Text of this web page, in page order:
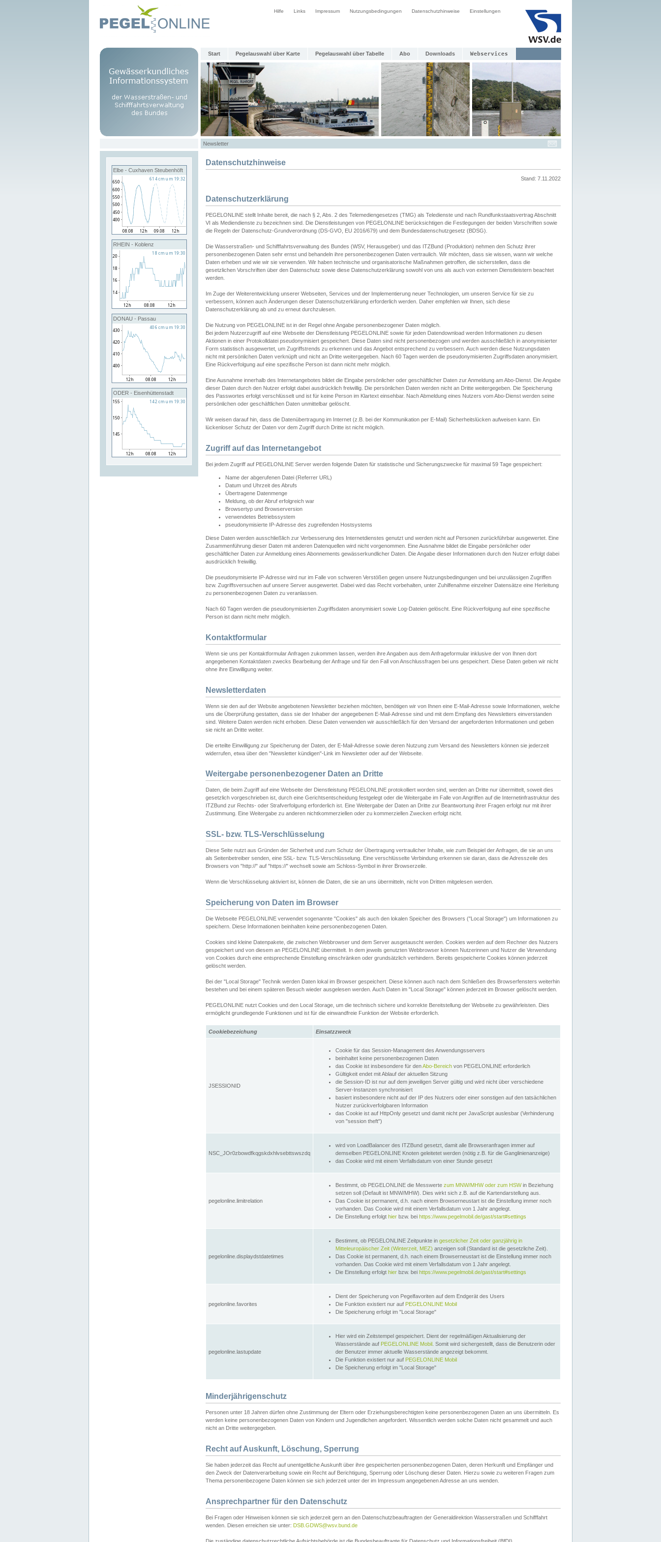
Hilfe Links Impressum Nutzungsbedingungen Datenschutzhinweise Einstellungen
Start Pegelauswahl über Karte Pegelauswahl über Tabelle Abo Downloads Webservices
Newsletter
Elbe - Cuxhaven Steubenhöft
RHEIN - Koblenz
DONAU - Passau
ODER - Eisenhüttenstadt
Datenschutzhinweise
Stand: 7.11.2022
Datenschutzerklärung
PEGELONLINE stellt Inhalte bereit, die nach § 2, Abs. 2 des Telemediengesetzes (TMG) als Teledienste und nach Rundfunkstaatsvertrag Abschnitt
VI als Mediendienste zu bezeichnen sind. Die Dienstleistungen von PEGELONLINE berücksichtigen die Festlegungen der beiden Vorschriften sowie
die Regeln der Datenschutz-Grundverordnung (DS-GVO, EU 2016/679) und dem Bundesdatenschutzgesetz (BDSG).
Die Wasserstraßen- und Schifffahrtsverwaltung des Bundes (WSV, Herausgeber) und das ITZBund (Produktion) nehmen den Schutz ihrer
personenbezogenen Daten sehr ernst und behandeln ihre personenbezogenen Daten vertraulich. Wir möchten, dass sie wissen, wann wir welche
Daten erheben und wie wir sie verwenden. Wir haben technische und organisatorische Maßnahmen getroffen, die sicherstellen, dass die
gesetzlichen Vorschriften über den Datenschutz sowie diese Datenschutzerklärung sowohl von uns als auch von externen Dienstleistern beachtet
werden.
Im Zuge der Weiterentwicklung unserer Webseiten, Services und der Implementierung neuer Technologien, um unseren Service für sie zu
verbessern, können auch Änderungen dieser Datenschutzerklärung erforderlich werden. Daher empfehlen wir Ihnen, sich diese
Datenschutzerklärung ab und zu erneut durchzulesen.
Die Nutzung von PEGELONLINE ist in der Regel ohne Angabe personenbezogener Daten möglich.
Bei jedem Nutzerzugriff auf eine Webseite der Dienstleistung PEGELONLINE sowie für jeden Datendownload werden Informationen zu diesen
Aktionen in einer Protokolldatei pseudonymisiert gespeichert. Diese Daten sind nicht personenbezogen und werden ausschließlich in anonymisierter
Form statistisch ausgewertet, um Zugriffstrends zu erkennen und das Angebot entsprechend zu verbessern. Auch werden diese Nutzungsdaten
nicht mit persönlichen Daten verknüpft und nicht an Dritte weitergegeben. Nach 60 Tagen werden die pseudonymisierten Zugriffsdaten anonymisiert.
Eine Rückverfolgung auf eine spezifische Person ist dann nicht mehr möglich.
Eine Ausnahme innerhalb des Internetangebotes bildet die Eingabe persönlicher oder geschäftlicher Daten zur Anmeldung am Abo-Dienst. Die Angabe
dieser Daten durch den Nutzer erfolgt dabei ausdrücklich freiwillig. Die persönlichen Daten werden nicht an Dritte weitergegeben. Die Speicherung
des Passwortes erfolgt verschlüsselt und ist für keine Person im Klartext einsehbar. Nach Abmeldung eines Nutzers vom Abo-Dienst werden seine
persönlichen oder geschäftlichen Daten unmittelbar gelöscht.
Wir weisen darauf hin, dass die Datenübertragung im Internet (z.B. bei der Kommunikation per E-Mail) Sicherheitslücken aufweisen kann. Ein
lückenloser Schutz der Daten vor dem Zugriff durch Dritte ist nicht möglich.
Zugriff auf das Internetangebot
Bei jedem Zugriff auf PEGELONLINE Server werden folgende Daten für statistische und Sicherungszwecke für maximal 59 Tage gespeichert:
Name der abgerufenen Datei (Referrer URL)
Datum und Uhrzeit des Abrufs
Übertragene Datenmenge
Meldung, ob der Abruf erfolgreich war
Browsertyp und Browserversion
verwendetes Betriebssystem
pseudonymisierte IP-Adresse des zugreifenden Hostsystems
Diese Daten werden ausschließlich zur Verbesserung des Internetdienstes genutzt und werden nicht auf Personen zurückführbar ausgewertet. Eine
Zusammenführung dieser Daten mit anderen Datenquellen wird nicht vorgenommen. Eine Ausnahme bildet die Eingabe persönlicher oder
geschäftlicher Daten zur Anmeldung eines Abonnements gewässerkundlicher Daten. Die Angabe dieser Informationen durch den Nutzer erfolgt dabei
ausdrücklich freiwillig.
Die pseudonymisierte IP-Adresse wird nur im Falle von schweren Verstößen gegen unsere Nutzungsbedingungen und bei unzulässigen Zugriffen
bzw. Zugriffsversuchen auf unsere Server ausgewertet. Dabei wird das Recht vorbehalten, unter Zuhilfenahme einzelner Datensätze eine Herleitung
zu personenbezogenen Daten zu veranlassen.
Nach 60 Tagen werden die pseudonymisierten Zugriffsdaten anonymisiert sowie Log-Dateien gelöscht. Eine Rückverfolgung auf eine spezifische
Person ist dann nicht mehr möglich.
Kontaktformular
Wenn sie uns per Kontaktformular Anfragen zukommen lassen, werden ihre Angaben aus dem Anfrageformular inklusive der von Ihnen dort
angegebenen Kontaktdaten zwecks Bearbeitung der Anfrage und für den Fall von Anschlussfragen bei uns gespeichert. Diese Daten geben wir nicht
ohne ihre Einwilligung weiter.
Newsletterdaten
Wenn sie den auf der Website angebotenen Newsletter beziehen möchten, benötigen wir von Ihnen eine E-Mail-Adresse sowie Informationen, welche
uns die Überprüfung gestatten, dass sie der Inhaber der angegebenen E-Mail-Adresse sind und mit dem Empfang des Newsletters einverstanden
sind. Weitere Daten werden nicht erhoben. Diese Daten verwenden wir ausschließlich für den Versand der angeforderten Informationen und geben
sie nicht an Dritte weiter.
Die erteilte Einwilligung zur Speicherung der Daten, der E-Mail-Adresse sowie deren Nutzung zum Versand des Newsletters können sie jederzeit
widerrufen, etwa über den "Newsletter kündigen"-Link im Newsletter oder auf der Webseite.
Weitergabe personenbezogener Daten an Dritte
Daten, die beim Zugriff auf eine Webseite der Dienstleistung PEGELONLINE protokolliert worden sind, werden an Dritte nur übermittelt, soweit dies
gesetzlich vorgeschrieben ist, durch eine Gerichtsentscheidung festgelegt oder die Weitergabe im Falle von Angriffen auf die Internetinfrastruktur des
ITZBund zur Rechts- oder Strafverfolgung erforderlich ist. Eine Weitergabe der Daten an Dritte zur Beantwortung ihrer Fragen erfolgt nur mit ihrer
Zustimmung. Eine Weitergabe zu anderen nichtkommerziellen oder zu kommerziellen Zwecken erfolgt nicht.
SSL- bzw. TLS-Verschlüsselung
Diese Seite nutzt aus Gründen der Sicherheit und zum Schutz der Übertragung vertraulicher Inhalte, wie zum Beispiel der Anfragen, die sie an uns
als Seitenbetreiber senden, eine SSL- bzw. TLS-Verschlüsselung. Eine verschlüsselte Verbindung erkennen sie daran, dass die Adresszeile des
Browsers von "http://" auf "https://" wechselt sowie am Schloss-Symbol in ihrer Browserzeile.
Wenn die Verschlüsselung aktiviert ist, können die Daten, die sie an uns übermitteln, nicht von Dritten mitgelesen werden.
Speicherung von Daten im Browser
Die Webseite PEGELONLINE verwendet sogenannte "Cookies" als auch den lokalen Speicher des Browsers ("Local Storage") um Informationen zu
speichern. Diese Informationen beinhalten keine personenbezogenen Daten.
Cookies sind kleine Datenpakete, die zwischen Webbrowser und dem Server ausgetauscht werden. Cookies werden auf dem Rechner des Nutzers
gespeichert und von diesem an PEGELONLINE übermittelt. In dem jeweils genutzten Webbrowser können Nutzerinnen und Nutzer die Verwendung
von Cookies durch eine entsprechende Einstellung einschränken oder grundsätzlich verhindern. Bereits gespeicherte Cookies können jederzeit
gelöscht werden.
Bei der "Local Storage" Technik werden Daten lokal im Browser gespeichert. Diese können auch nach dem Schließen des Browserfensters weiterhin
bestehen und bei einem späteren Besuch wieder ausgelesen werden. Auch Daten im "Local Storage" können jederzeit im Browser gelöscht werden.
PEGELONLINE nutzt Cookies und den Local Storage, um die technisch sichere und korrekte Bereitstellung der Webseite zu gewährleisten. Dies
ermöglicht grundlegende Funktionen und ist für die einwandfreie Funktion der Website erforderlich.
Cookiebezeichung Einsatzzweck
JSESSIONID
Cookie für das Session-Management des Anwendungsservers
beinhaltet keine personenbezogenen Daten
das Cookie ist insbesondere für denAbo-Bereich von PEGELONLINE erforderlich
Gültigkeit endet mit Ablauf der aktuellen Sitzung
die Session-ID ist nur auf dem jeweiligen Server gültig und wird nicht über verschiedene
Server-Instanzen synchronisiert
basiert insbesondere nicht auf der IP des Nutzers oder einer sonstigen auf den tatsächlichen
Nutzer zurückverfolgbaren Information
das Cookie ist auf HttpOnly gesetzt und damit nicht per JavaScript auslesbar (Verhinderung
von "session theft")
NSC_JOr0zbowdfkqgskdxhlvsebttswszdq
wird von LoadBalancer des ITZBund gesetzt, damit alle Browseranfragen immer auf
demselben PEGELONLINE Knoten geleitetet werden (nötig z.B. für die Ganglinienanzeige)
das Cookie wird mit einem Verfallsdatum von einer Stunde gesetzt
pegelonline.limitrelation
Bestimmt, ob PEGELONLINE die Messwerte zum MNW/MHW oder zum HSWin Beziehung
setzen soll (Default ist MNW/MHW). Dies wirkt sich z.B. auf die Kartendarstellung aus.
Das Cookie ist permanent, d.h. nach einem Browserneustart ist die Einstellung immer noch
vorhanden. Das Cookie wird mit einem Verfallsdatum von 1 Jahr angelegt.
Die Einstellung erfolgt hier bzw. bei https://www.pegelmobil.de/gast/start#settings
pegelonline.displaydstdatetimes
Bestimmt, ob PEGELONLINE Zeitpunkte in gesetzlicher Zeit oder ganzjährig in
Mitteleuropäischer Zeit (Winterzeit, MEZ) anzeigen soll (Standard ist die gesetzliche Zeit).
Das Cookie ist permanent, d.h. nach einem Browserneustart ist die Einstellung immer noch
vorhanden. Das Cookie wird mit einem Verfallsdatum von 1 Jahr angelegt.
Die Einstellung erfolgt hier bzw. bei https://www.pegelmobil.de/gast/start#settings
pegelonline.favorites
Dient der Speicherung von Pegelfavoriten auf dem Endgerät des Users
Die Funktion existiert nur auf PEGELONLINE Mobil
Die Speicherung erfolgt im "Local Storage"
pegelonline.lastupdate
Hier wird ein Zeitstempel gespeichert. Dient der regelmäßigen Aktualisierung der
Wasserstände auf PEGELONLINE Mobil . Somit wird sichergestellt, dass die Benutzerin oder
der Benutzer immer aktuelle Wasserstände angezeigt bekommt.
Die Funktion existiert nur auf PEGELONLINE Mobil
Die Speicherung erfolgt im "Local Storage"
Minderjährigenschutz
Personen unter 18 Jahren dürfen ohne Zustimmung der Eltern oder Erziehungsberechtigten keine personenbezogenen Daten an uns übermitteln. Es
werden keine personenbezogenen Daten von Kindern und Jugendlichen angefordert. Wissentlich werden solche Daten nicht gesammelt und auch
nicht an Dritte weitergegeben.
Recht auf Auskunft, Löschung, Sperrung
Sie haben jederzeit das Recht auf unentgeltliche Auskunft über ihre gespeicherten personenbezogenen Daten, deren Herkunft und Empfänger und
den Zweck der Datenverarbeitung sowie ein Recht auf Berichtigung, Sperrung oder Löschung dieser Daten. Hierzu sowie zu weiteren Fragen zum
Thema personenbezogene Daten können sie sich jederzeit unter der im Impressum angegebenen Adresse an uns wenden.
Ansprechpartner für den Datenschutz
Bei Fragen oder Hinweisen können sie sich jederzeit gern an den Datenschutzbeauftragten der Generaldirektion Wasserstraßen und Schifffahrt
wenden. Diesen erreichen sie unter: DSB.GDWS@wsv.bund.de